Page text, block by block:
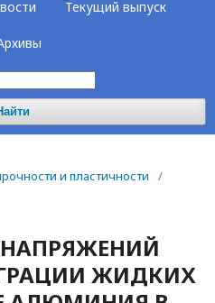
Текущий выпуск
и пластичности
/
НАПРЯЖЕНИЙ
ЖИДКИХ